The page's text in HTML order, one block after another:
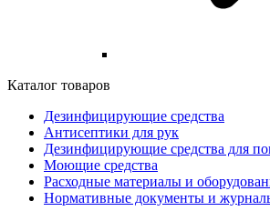
Каталог товаров
Дезинфицирующие средства
Антисептики для рук
Дезинфицирующие средства для
Моющие средства
Расходные материалы и
Нормативные документы и